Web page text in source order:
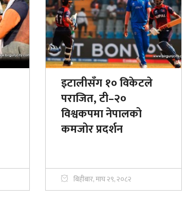
इटालीसँग १० विकेटले
पराजित, टी–२०
विश्वकपमा नेपालको
कमजोर प्रदर्शन
बिहीबार, माघ २९, २०८२